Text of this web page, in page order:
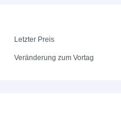
Letzter Preis
Veränderung zum Vortag